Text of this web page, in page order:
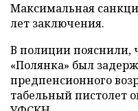
Максимальная
лет заключения.
В полиции пояснили,
«Полянка» был
предпенсионного
табельный пистолет